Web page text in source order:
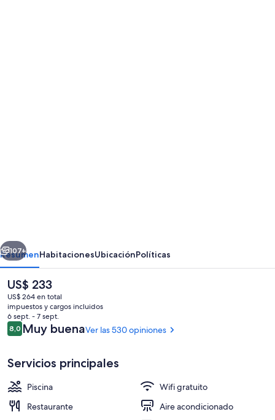
Lobby
Siguiente
107+
ResumenHabitacionesUbicaciónPolíticas
El
precio
actual
es
de
US$ 233
US$ 233
US$ 264 en total
impuestos y cargos incluidos
6 sept. - 7 sept.
Opiniones
8,08,0 de 10
Muy buenaVer las 530 opiniones
Servicios principales
Piscina
Wifi gratuito
Restaurante
Aire acondicionado